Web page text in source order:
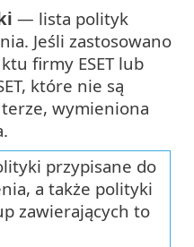
— lista polityk
Jeśli zastosowano
firmy ESET lub
które nie są
wymieniona
przypisane do
a także polityki
zawierających to